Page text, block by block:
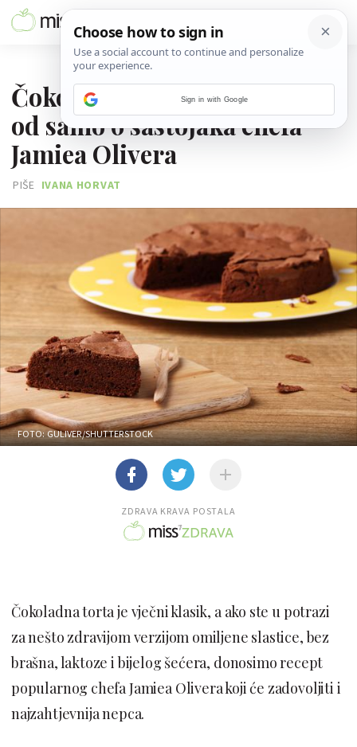
Čokoladna torta bez brašna
od samo 6 sastojaka chefa
Jamiea Olivera
PIŠE IVANA HORVAT
FOTO: GULIVER/SHUTTERSTOCK
ZDRAVA KRAVA POSTALA
Čokoladna torta je vječni klasik, a ako ste u potrazi
za nešto zdravijom verzijom omiljene slastice, bez
brašna, laktoze i bijelog šećera, donosimo recept
popularnog chefa Jamiea Olivera koji će zadovoljiti i
najzahtjevnija nepca.
Sign in with Google